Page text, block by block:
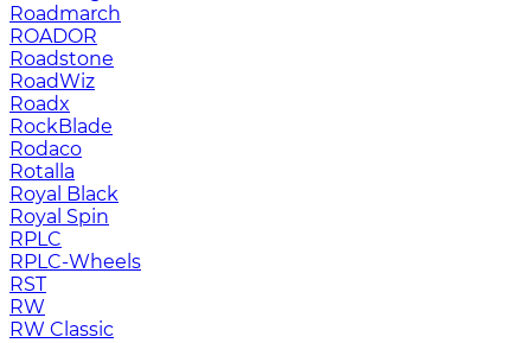
Roadmarch
ROADOR
Roadstone
RoadWiz
Roadx
RockBlade
Rodaco
Rotalla
Royal Black
Royal Spin
RPLC
RPLC-Wheels
RST
RW
RW Classic